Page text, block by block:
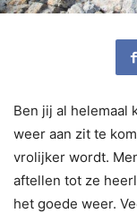
Ben jij al helemaal
weer aan zit te
vrolijker wordt.
aftellen tot ze
het goede weer.